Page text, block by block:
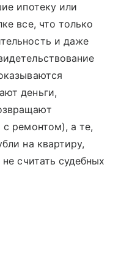
ипотеку или
все, что только
и даже
деньги,
с ремонтом), а те,
на квартиру,
считать судебных